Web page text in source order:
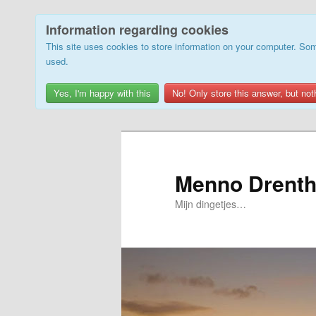
Information regarding cookies
This site uses cookies to store information on your computer.
used.
Yes, I'm happy with this No! Only store this answer, but
Menno
Mijn dingetjes…